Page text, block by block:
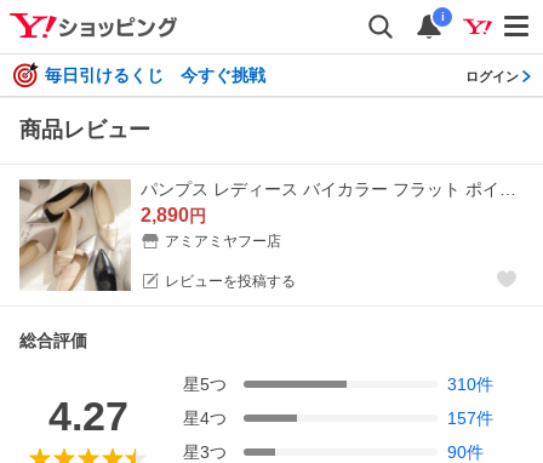
i
毎日引けるくじ 今すぐ挑戦 ログイン
商品レビュー
2,890円
アミアミヤフー店
レビューを投稿する
総合評価
4.27
星5つ 310件
星4つ 157件
星3つ 90件